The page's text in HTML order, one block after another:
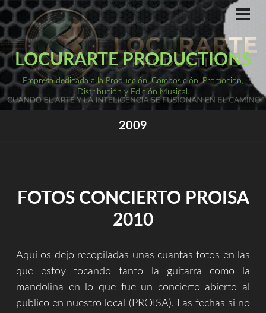
Saltar
al
contenido
LOCURARTE PRODUCTIONS
Empresa dedicada a la Producción, Composición, Promoción,
Distribución y Edición Musical.
2009
FOTOS CONCIERTO PROISA
2010
Aquí os dejo recopiladas unas cuantas fotos en las
que estoy tocando tanto la guitarra como la
mandolina en lo que fue un concierto abierto al
publico en nuestro local (PROISA). Las fechas si no